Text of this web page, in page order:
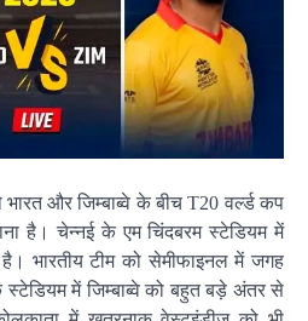
और जिम्बाब्वे के बीच T20 वर्ल्ड कप
है। चेन्नई के एम चिंदबरम स्टेडियम में
है। भारतीय टीम को सेमीफाइनल में जगह
में जिम्बाब्वे को बहुत बड़े अंतर से